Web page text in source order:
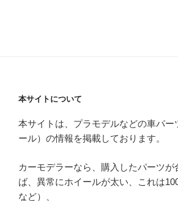
本サイトについて
本サイトは、プラモデルなどの車パー
ール）の情報を掲載しております。
カーモデラーなら、購入したパーツが
ば、異常にホイールが太い、これは
など）、